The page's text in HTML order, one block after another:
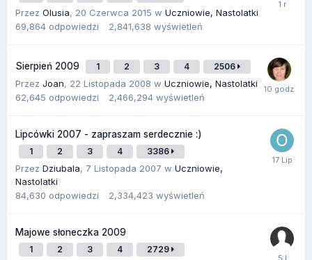
Przez Olusia, 20 Czerwca 2015 w Uczniowie, Nastolatki
69,864 odpowiedzi 2,841,638 wyświetleń
Sierpień 2009 1 2 3 4 2506
Przez Joan, 22 Listopada 2008 w Uczniowie, Nastolatki
62,645 odpowiedzi 2,466,294 wyświetleń
Lipcówki 2007 - zapraszam serdecznie :)
1 2 3 4 3386
Przez Dziubala, 7 Listopada 2007 w Uczniowie,
Nastolatki
84,630 odpowiedzi 2,334,423 wyświetleń
Majowe słoneczka 2009
1 2 3 4 2729